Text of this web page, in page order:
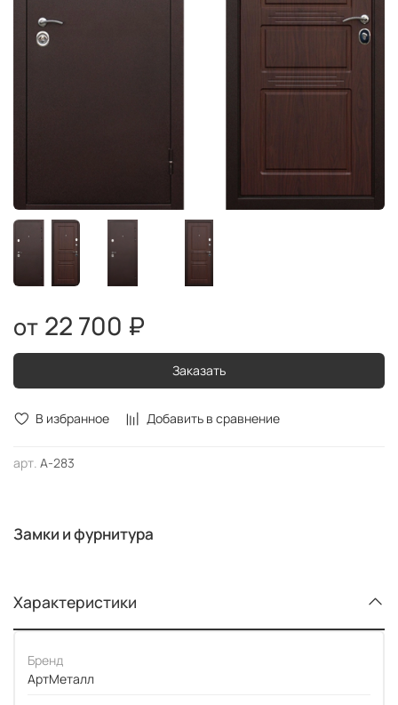
В избранное Добавить в сравнение
арт. А-283
22 700 ₽
Заказать
Замки и фурнитура
Характеристики
Бренд
АртМеталл